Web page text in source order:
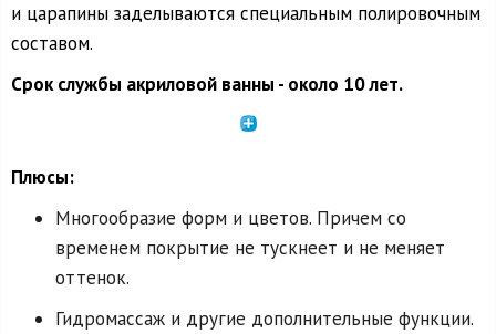
и царапины заделываются специальным полировочным
составом.
Срок службы акриловой ванны - около 10 лет.
Плюсы:
Многообразие форм и цветов. Причем со
временем покрытие не тускнеет и не меняет
оттенок.
Гидромассаж и другие дополнительные функции.